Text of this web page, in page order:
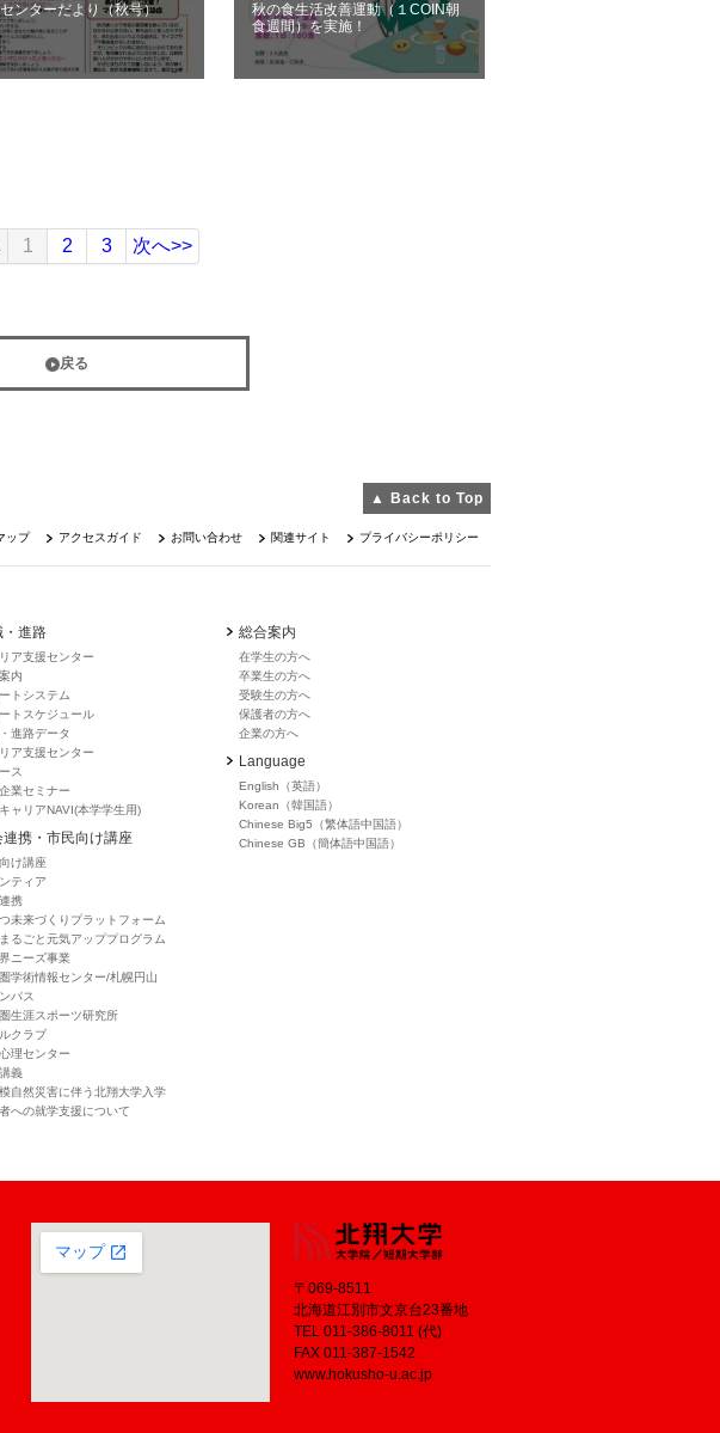
ンターだより（秋号）
秋の食生活改善運動（１COIN朝
食週間）を実施！
1 2 3 次へ>>
戻る
▲ Back to Top
ップ アクセスガイド お問い合わせ 関連サイト プライバシーポリシー
・進路
ア支援センター
内
トシステム
トスケジュール
進路データ
ア支援センター
ス
業セミナー
ャリアNAVI(本学学生用)
連携・市民向け講座
け講座
ティア
携
未来づくりプラットフォーム
るごと元気アッププログラム
ニーズ事業
学術情報センター/札幌円山
パス
生涯スポーツ研究所
クラブ
理センター
義
自然災害に伴う北翔大学入学
への就学支援について
総合案内
在学生の方へ
卒業生の方へ
受験生の方へ
保護者の方へ
企業の方へ
Language
English（英語）
Korean（韓国語）
Chinese Big5（繁体語中国語）
Chinese GB（簡体語中国語）
〒069-8511
北海道江別市文京台23番地
TEL 011-386-8011 (代)
FAX 011-387-1542
www.hokusho-u.ac.jp